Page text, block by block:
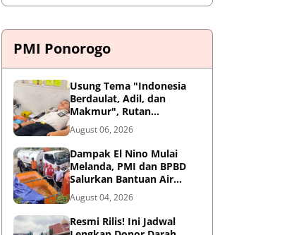
PMI Ponorogo
Usung Tema "Indonesia
Berdaulat, Adil, dan
Makmur", Rutan
Ponorogo Gelar Donor
Darah Kemanusiaan
Sambut HUT RI ke-81
August 06, 2026
Dampak El Nino Mulai
Melanda, PMI dan BPBD
Salurkan Bantuan Air
Bersih ke Desa Terdampak
di Ponorogo
August 04, 2026
Resmi Rilis! Ini Jadwal